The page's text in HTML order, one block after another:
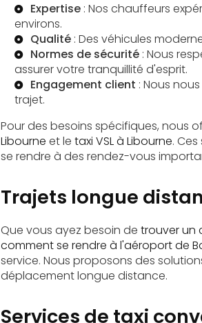
Expertise : Nos chauffeurs
environs.
Qualité : Des véhicules
Normes de sécurité : Nous
assurer votre tranquillité d'esprit.
Engagement client : Nous
trajet.
Pour des besoins spécifiques, nous
Libourne et le taxi VSL à Libourne.
se rendre à des rendez-vous
Trajets longue
Que vous ayez besoin de trouver un
comment se rendre à l'aéroport de
service. Nous proposons des
déplacement longue distance.
Services de taxi